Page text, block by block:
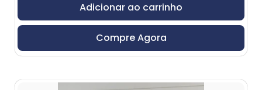
Adicionar ao carrinho
Compre Agora